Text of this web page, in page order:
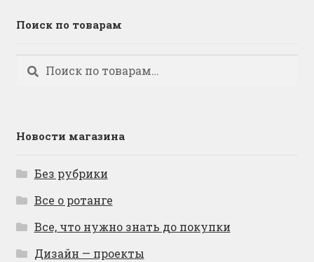
Поиск по товарам
Искать:
Поиск
Новости магазина
Без рубрики
Все о ротанге
Все, что нужно знать до покупки
Дизайн — проекты